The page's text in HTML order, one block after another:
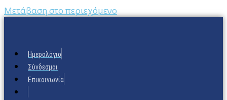
Μετάβαση στο περιεχόμενο
Ημερολόγιο
Σύνδεσμοι
Επικοινωνία